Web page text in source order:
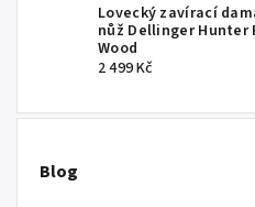
Lovecký zavírací
nůž Dellinger Hunter
Wood
2 499 Kč
Blog